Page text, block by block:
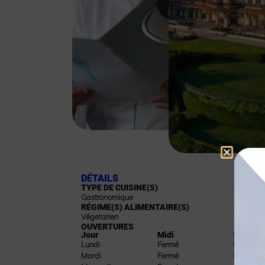
DÉTAILS
TYPE DE CUISINE(S)
Gastronomique
RÉGIME(S) ALIMENTAIRE(S)
Végetarien
OUVERTURES
Jour
Lundi
Mardi
Midi
Fermé
Fermé
Soir
Fermé
Ouvert